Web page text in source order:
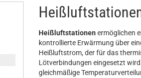
Heißluftstationen ermöglichen
kontrollierte Erwärmung über
Heißluftstrom, der für das
Lötverbindungen eingesetzt
gleichmäßige